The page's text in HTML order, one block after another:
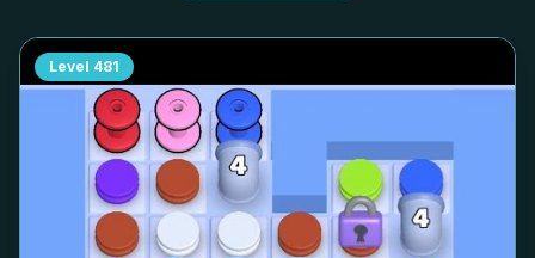
Level 481